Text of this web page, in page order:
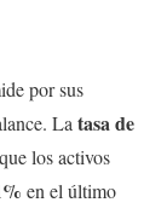
por sus
Latasa de
los activos
en el último